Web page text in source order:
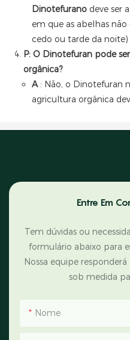
Dinotefurano deve ser
em que as abelhas
cedo ou tarde da
P: O Dinotefuran pode
orgânica?
A: Não, o Dinotefuran
agricultura orgânica
Entre Em
Tem dúvidas ou
formulário abaixo para
Nossa equipe
sob medida
Nome